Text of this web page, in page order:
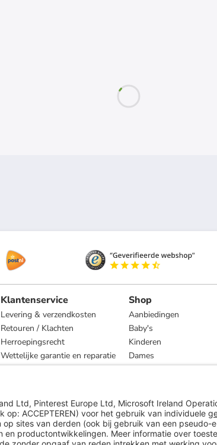
Klantenservice
Levering & verzendkosten
Retouren / Klachten
Herroepingsrecht
Wettelijke garantie en reparatie
Shop
Aanbiedingen
Baby's
Kinderen
Dames
Heren